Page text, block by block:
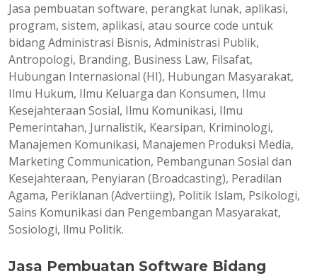
Jasa pembuatan software, perangkat lunak, aplikasi,
program, sistem, aplikasi, atau source code untuk
bidang Administrasi Bisnis, Administrasi Publik,
Antropologi, Branding, Business Law, Filsafat,
Hubungan Internasional (HI), Hubungan Masyarakat,
Ilmu Hukum, Ilmu Keluarga dan Konsumen, Ilmu
Kesejahteraan Sosial, Ilmu Komunikasi, Ilmu
Pemerintahan, Jurnalistik, Kearsipan, Kriminologi,
Manajemen Komunikasi, Manajemen Produksi Media,
Marketing Communication, Pembangunan Sosial dan
Kesejahteraan, Penyiaran (Broadcasting), Peradilan
Agama, Periklanan (Advertiing), Politik Islam, Psikologi,
Sains Komunikasi dan Pengembangan Masyarakat,
Sosiologi, llmu Politik.
Jasa Pembuatan Software Bidang